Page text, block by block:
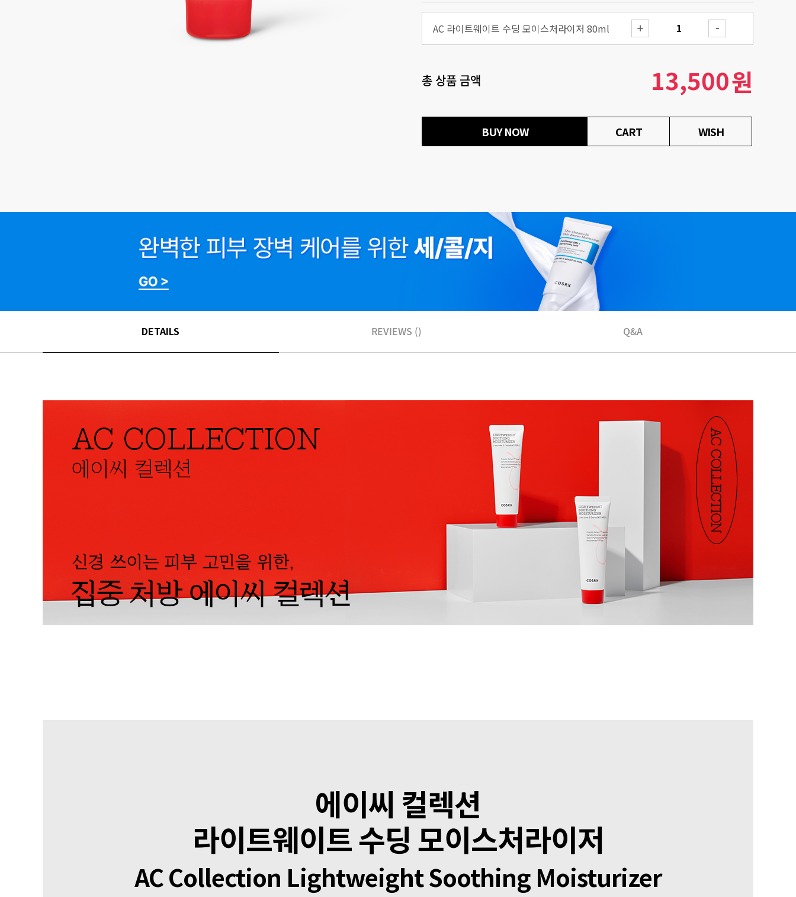
AC 라이트웨이트 수딩 모이스처라이저 80ml
총 상품 금액 13,500원
BUY NOW CART WISH
DETAILS REVIEWS () Q&A
에이씨 컬렉션
라이트웨이트 수딩 모이스처라이저
AC Collection Lightweight Soothing Moisturizer